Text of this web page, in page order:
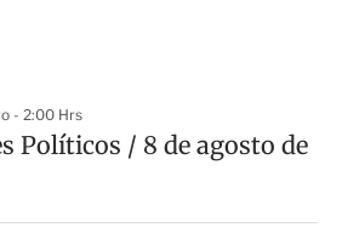
- 2:00 Hrs
Políticos / 8 de agosto de